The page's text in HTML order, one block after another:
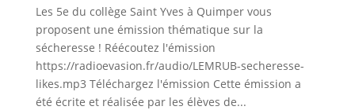
Les 5e du collège Saint Yves à Quimper vous
proposent une émission thématique sur la
sécheresse ! Réécoutez l'émission
https://radioevasion.fr/audio/LEMRUB-secheresse-
likes.mp3 Téléchargez l'émission Cette émission a
été écrite et réalisée par les élèves de...